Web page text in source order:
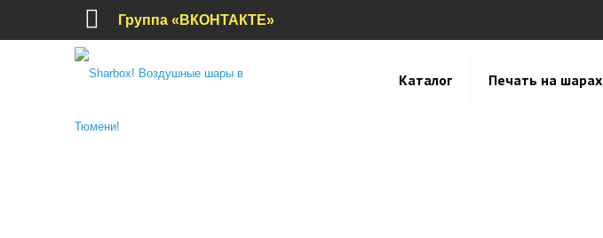
Группа «ВКОНТАКТЕ»
Каталог Печать на шарах